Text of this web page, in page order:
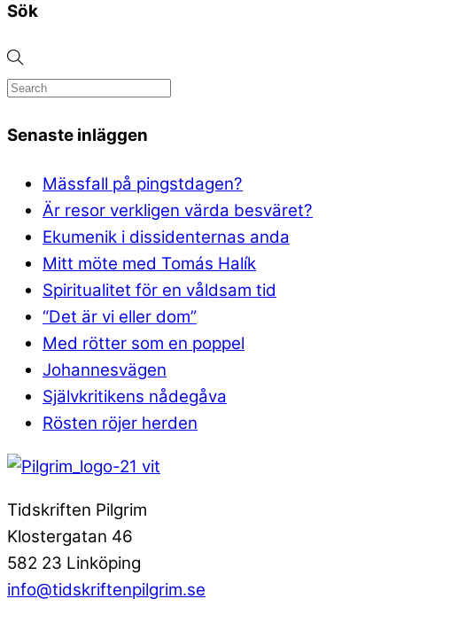
Sök
Senaste inläggen
Mässfall på pingstdagen?
Är resor verkligen värda besväret?
Ekumenik i dissidenternas anda
Mitt möte med Tomás Halík
Spiritualitet för en våldsam tid
“Det är vi eller dom”
Med rötter som en poppel
Johannesvägen
Självkritikens nådegåva
Rösten röjer herden
Tidskriften Pilgrim
Klostergatan 46
582 23 Linköping
info@tidskriftenpilgrim.se